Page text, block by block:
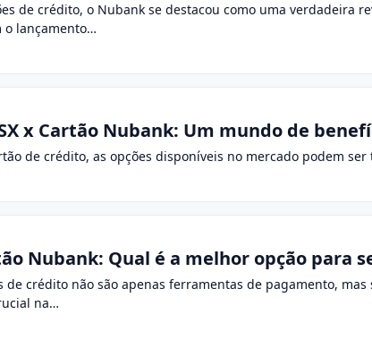
de crédito, o Nubank se destacou como uma verdadeira
o lançamento…
x Cartão Nubank: Um mundo de
de crédito, as opções disponíveis no mercado podem
Nubank: Qual é a melhor opção para
de crédito não são apenas ferramentas de pagamento,
na…